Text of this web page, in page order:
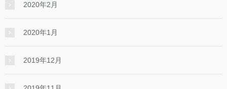
2020年2月
2020年1月
2019年12月